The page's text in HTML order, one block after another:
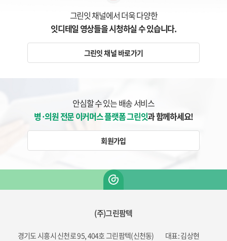
그린잇 채널에서 더욱 다양한
잇디테일 영상들을 시청하실 수 있습니다.
그린잇 채널 바로가기
안심할 수 있는 배송 서비스
병·의원 전문 이커머스 플랫폼 그린잇과 함께하세요!
회원가입
(주)그린팜텍
경기도 시흥시 신천로 95, 404호 그린팜텍(신천동) 대표: 김상현